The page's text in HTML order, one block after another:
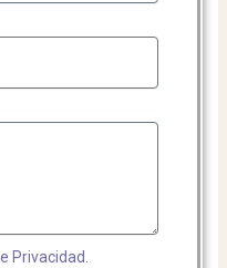
Privacidad.